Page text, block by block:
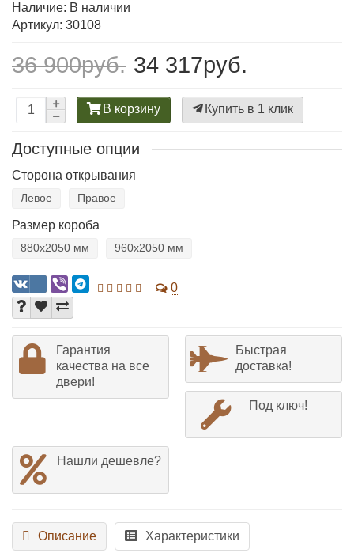
Наличие: В наличии
Артикул: 30108
36 900руб. 34 317руб.
В корзину Купить в 1 клик
Доступные опции
Сторона открывания
Левое Правое
Размер короба
880х2050 мм 960х2050 мм
0
Гарантия
качества на все
двери!
Быстрая
доставка!
Под ключ!
Нашли дешевле?
Описание Характеристики